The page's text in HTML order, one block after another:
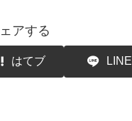
アする
はてブ LINE